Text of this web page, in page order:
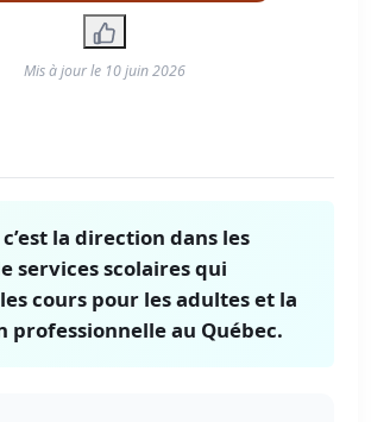
Mis à jour le 10 juin 2026
c’est la direction dans les
services scolaires qui
cours pour les adultes et la
professionnelle au Québec.